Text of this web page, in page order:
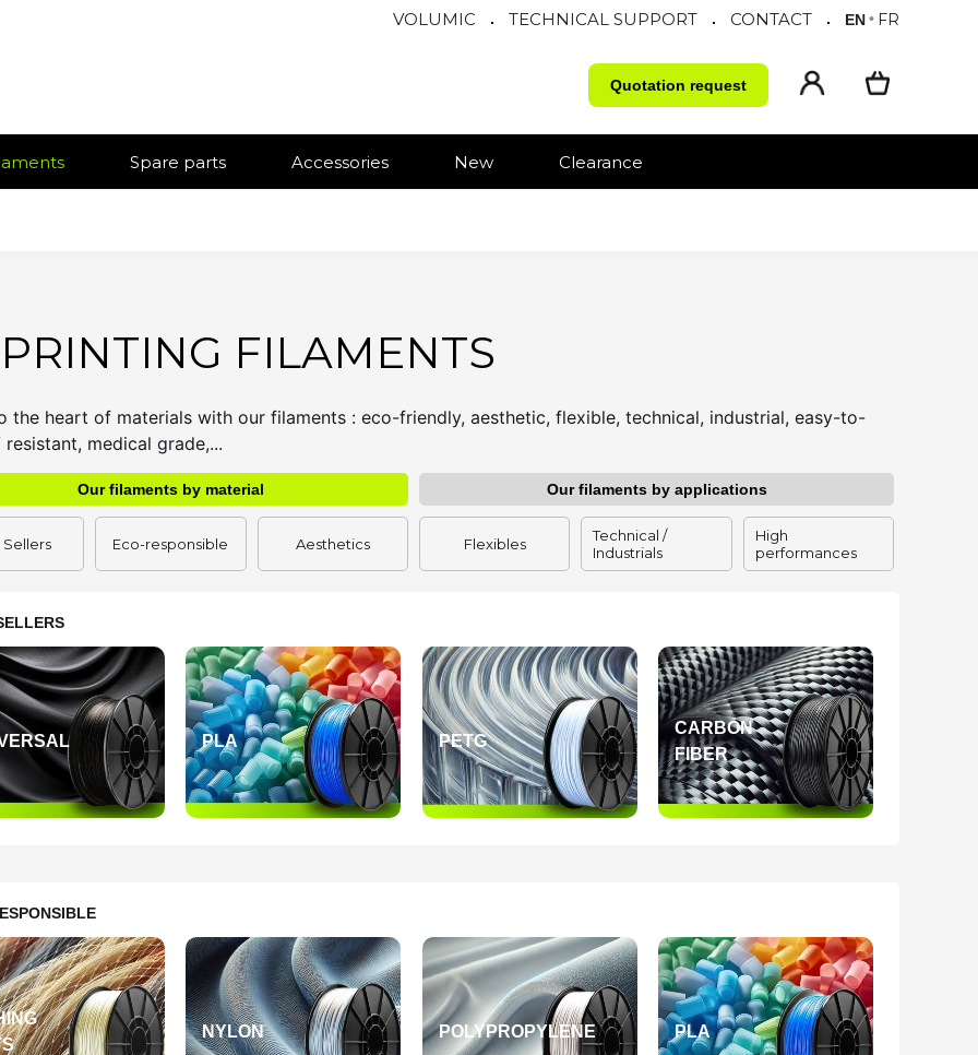
VOLUMIC . TECHNICAL SUPPORT . CONTACT . EN• FR
Quotation request
Spare parts Accessories New Clearance
FILAMENTS
the heart of materials with our filaments : eco-friendly, aesthetic, flexible, technical, industrial, easy-to-
resistant, medical grade,...
Our filaments by material Our filaments by applications
Sellers Eco-responsible Aesthetics Flexibles
Technical /
Industrials
High
performances
PLA PETG
CARBON
FIBER
NYLON POLYPROPYLENE PLA